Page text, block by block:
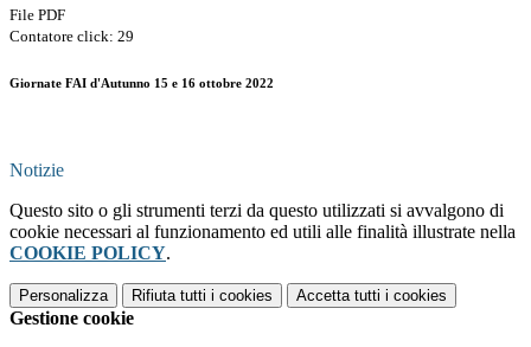
File PDF
Contatore click: 29
Giornate FAI d'Autunno 15 e 16 ottobre 2022
Notizie
Questo sito o gli strumenti terzi da questo utilizzati si avvalgono di
cookie necessari al funzionamento ed utili alle finalità illustrate nella
COOKIE POLICY.
Personalizza Rifiuta tutti i cookies Accetta tutti i cookies
Gestione cookie